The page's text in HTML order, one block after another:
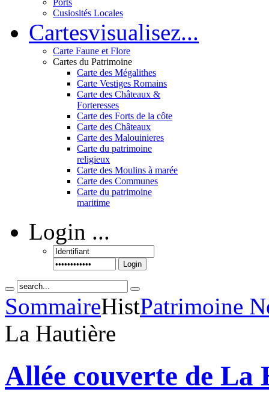
Ports
Cusiosités Locales
Cartesvisualisez...
Carte Faune et Flore
Cartes du Patrimoine
Carte des Mégalithes
Carte Vestiges Romains
Carte des Châteaux &
Forteresses
Carte des Forts de la côte
Carte des Châteaux
Carte des Malouinieres
Carte du patrimoine
religieux
Carte des Moulins à marée
Carte des Communes
Carte du patrimoine
maritime
Login ...
Login
SommaireHistPatrimoine
La Hautière
Allée couverte de La